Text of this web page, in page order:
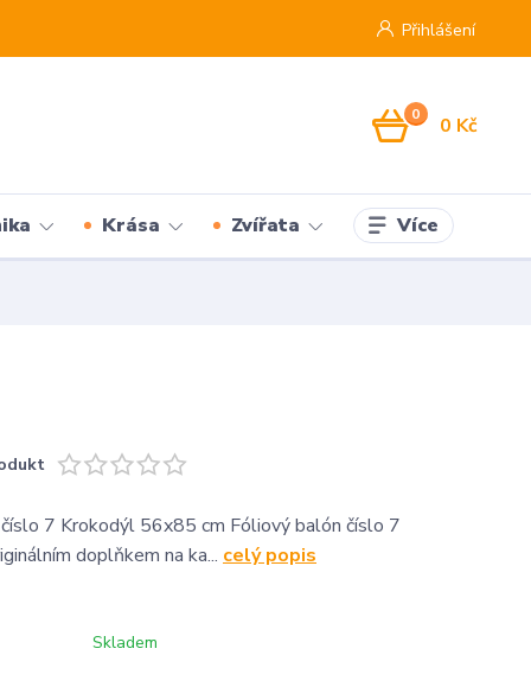
Přihlášení
0 0 Kč
Krása Zvířata Více
7 Krokodýl 56x85 cm Fóliový balón číslo 7
doplňkem na ka... celý popis
Skladem